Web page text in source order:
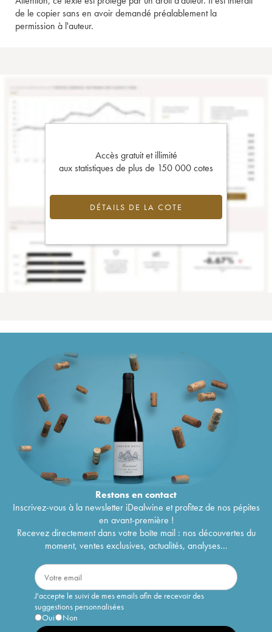
de le copier sans en avoir demandé préalablement la
permission à l'auteur.
Accès gratuit et illimité
aux statistiques de plus de 150 000 cotes
DÉTAILS DE LA COTE
Restons encontact
Inscrivez-vous à la newsletter iDealwine et profitez de nos pépites
en avant-première !
Recevez directement dans votre boîte mail : nos découvertes du
moment, ventes exclusives, actualités, analyses...
J'accepte le suivi de mes emails afin de recevoir des
suggestions personnalisées
Oui
Non